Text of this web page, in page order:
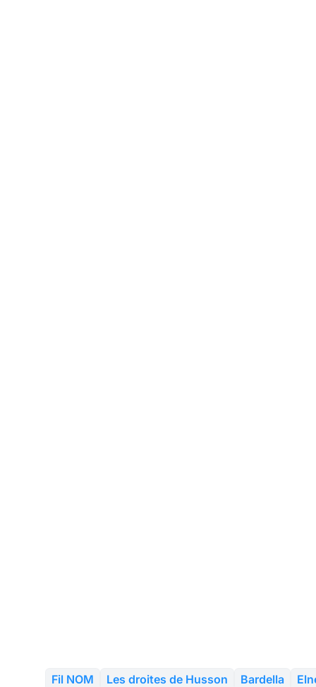
Fil NOM Les droites de Husson Bardella